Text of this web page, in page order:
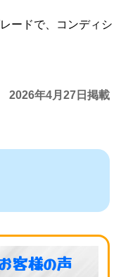
ードで、コンディシ
2026年4月27日掲載
客様の声